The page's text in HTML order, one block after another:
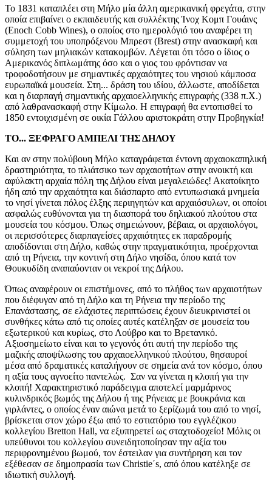
Το 1831 καταπλέει στη Μήλο μία άλλη αμερικανική φρεγάτα, στην
οποία επιβαίνει ο εκπαιδευτής και συλλέκτης Ίνοχ Κομπ Γουάινς
(Enoch Cobb Wines), ο οποίος στο ημερολόγιό του αναφέρει τη
συμμετοχή του υποπρόξενου Μπρεστ (Brest) στην ανασκαφή και
σύληση των μηλιακών κατακομβών. Λέγεται ότι τόσο ο ίδιος ο
Αμερικανός διπλωμάτης όσο και ο γιος του φρόντισαν να
τροφοδοτήσουν με σημαντικές αρχαιότητες του νησιού κάμποσα
ευρωπαϊκά μουσεία. Στη... δράση του ιδίου, άλλωστε, αποδίδεται
και η διαρπαγή σημαντικής αρχαιοελληνικής επιγραφής (338 π.Χ.)
από λαθρανασκαφή στην Κίμωλο. Η επιγραφή θα εντοπισθεί το
1850 εντοιχισμένη σε οικία Γάλλου αριστοκράτη στην Προβηγκία!
ΤΟ... ΞΕΦΡΑΓΟ ΑΜΠΕΛΙ ΤΗΣ ΔΗΛΟΥ
Και αν στην πολύβουη Μήλο καταγράφεται έντονη αρχαιοκαπηλική
δραστηριότητα, το πλιάτσικο των αρχαιοτήτων στην ανοικτή και
αφύλακτη αρχαία πόλη της Δήλου είναι μεγαλειώδες! Ακατοίκητο
ήδη από την αρχαιότητα και διάσπαρτο από εντυπωσιακά μνημεία
το νησί γίνεται πόλος έλξης περιηγητών και αρχαιόσυλων, οι οποίοι
ασφαλώς ευθύνονται για τη διασπορά του δηλιακού πλούτου στα
μουσεία του κόσμου. Όπως σημειώνουν, βέβαια, οι αρχαιολόγοι,
οι περισσότερες διαρπαγείσες αρχαιότητες εκ παραδρομής
αποδίδονται στη Δήλο, καθώς στην πραγματικότητα, προέρχονται
από τη Ρήνεια, την κοντινή στη Δήλο νησίδα, όπου κατά τον
Θουκυδίδη αναπαύονταν οι νεκροί της Δήλου.
Όπως αναφέρουν οι επιστήμονες, από το πλήθος των αρχαιοτήτων
που διέφυγαν από τη Δήλο και τη Ρήνεια την περίοδο της
Επανάστασης, σε ελάχιστες περιπτώσεις έχουν διευκρινιστεί οι
συνθήκες κάτω από τις οποίες αυτές κατέληξαν σε μουσεία του
εξωτερικού και κυρίως, στο Λούβρο και το Βρετανικό.
Αξιοσημείωτο είναι και το γεγονός ότι αυτή την περίοδο της
μαζικής αποψίλωσης του αρχαιοελληνικού πλούτου, θησαυροί
μέσα από δραματικές καταλήγουν σε σημεία ανά τον κόσμο, όπου
η αξία τους αγνοείτο παντελώς. Σαν να γίνεται η κλοπή για την
κλοπή! Χαρακτηριστικό παράδειγμα αποτελεί μαρμάρινος
κυλινδρικός βωμός της Δήλου ή της Ρήνειας με βουκράνια και
γιρλάντες, ο οποίος έναν αιώνα μετά το ξερίζωμά του από το νησί,
βρίσκεται στον χώρο έξω από το εστιατόριο του εγγλέζικου
κολλεγίου Bretton Hall, να εξυπηρετεί ως σταχτοδοχείο! Μόλις οι
υπεύθυνοι του κολλεγίου συνειδητοποίησαν την αξία του
περιφρονημένου βωμού, τον έστειλαν για συντήρηση και τον
εξέθεσαν σε δημοπρασία των Christie΄s, από όπου κατέληξε σε
ιδιωτική συλλογή.